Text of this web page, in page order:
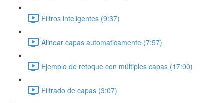
Filtros inteligentes (9:37)
Alinear capas automaticamente (7:57)
Ejemplo de retoque con múltiples capas (17:00)
Filtrado de capas (3:07)